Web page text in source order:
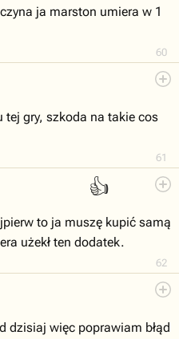
60
ja marston umiera w 1
61
gry, szkoda na takie cos
👍
62
to ja muszę kupić samą
użekł ten dodatek.
dzisiaj więc poprawiam błąd